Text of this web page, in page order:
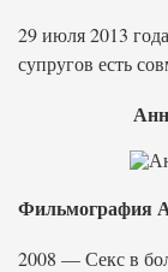
29 июля 2013
супругов есть
Фильмография
2008 — Секс в